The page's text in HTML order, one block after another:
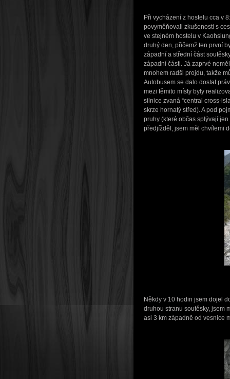
Při vycházení z hostelu cca v
povyměňovali zkušenosti s
ve stejném hostelu v
druhý den, přičemž ten první
západní a střední část
západní části. Já zaprvé
mnohem radši projdu, takže
Autobusem se dalo dostat
mezi těmito místy byly
silnice zvaná “central cross-
skrze hornatý střed). A pod
pruhy (které občas splývají
předjížděl, jsem měl chvílemi
Někdy v 10 hodin jsem dojel
druhou stranu soutěsky, jsem
asi 3 km západně od vesnice